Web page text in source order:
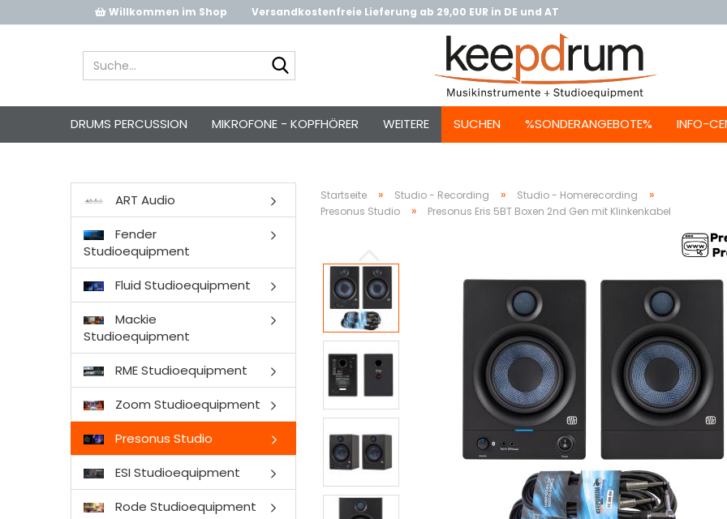
Willkommen im Shop Versandkostenfreie Lieferung ab 29,00 EUR in DE und AT
DRUMS PERCUSSION MIKROFONE - KOPFHÖRER SUCHEN %SONDERANGEBOTE% INFO-
WEITERE
Startseite » Studio - Recording » Studio - Homerecording »
Presonus Studio » Presonus Eris 5BT Boxen 2nd Gen mit Klinkenkabel
ART Audio
Fender
Studioequipment
Fluid Studioequipment
Mackie
Studioequipment
RME Studioequipment
Zoom Studioequipment
Presonus Studio
ESI Studioequipment
Rode Studioequipment